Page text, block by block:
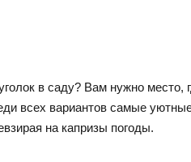
в саду? Вам нужно
всех вариантов самые
на капризы погоды.